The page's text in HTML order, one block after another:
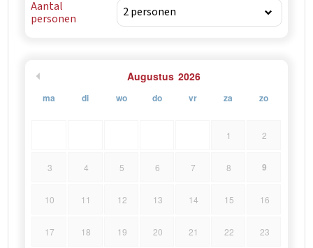
Aantal
personen
Augustus 2026
ma di wo do vr za zo
1 2
3 4 5 6 7 8 9
10 11 12 13 14 15 16
17 18 19 20 21 22 23